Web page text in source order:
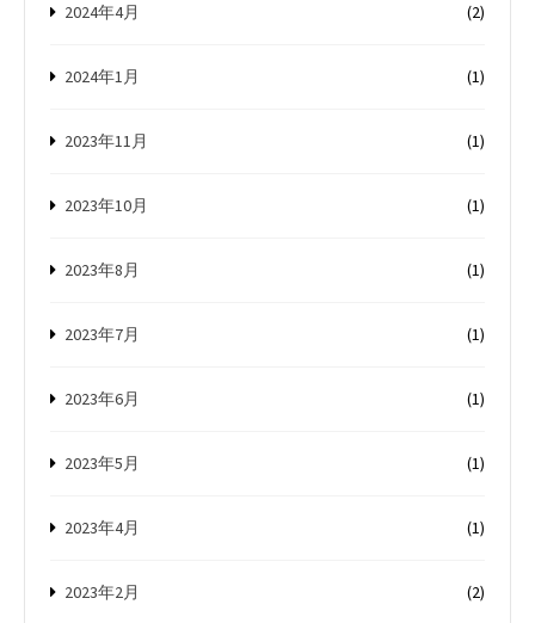
2024年4月 (2)
2024年1月 (1)
2023年11月 (1)
2023年10月 (1)
2023年8月 (1)
2023年7月 (1)
2023年6月 (1)
2023年5月 (1)
2023年4月 (1)
2023年2月 (2)